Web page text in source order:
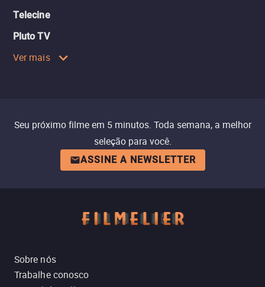
Telecine
Pluto TV
Ver mais
Seu próximo filme em 5 minutos. Toda semana, a melhor
seleção para você.
ASSINE A NEWSLETTER
Sobre nós
Trabalhe conosco